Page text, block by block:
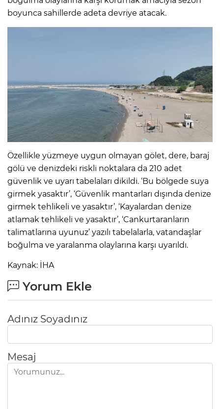
boyunca sahillerde adeta devriye atacak.
Özellikle yüzmeye uygun olmayan gölet, dere, baraj
gölü ve denizdeki riskli noktalara da 210 adet
güvenlik ve uyarı tabelaları dikildi. ‘Bu bölgede suya
girmek yasaktır’, ‘Güvenlik mantarları dışında denize
girmek tehlikeli ve yasaktır’, ‘Kayalardan denize
atlamak tehlikeli ve yasaktır’, ‘Cankurtaranların
talimatlarına uyunuz’ yazılı tabelalarla, vatandaşlar
boğulma ve yaralanma olaylarına karşı uyarıldı.
Kaynak: İHA
Yorum Ekle
Adınız Soyadınız
Mesaj